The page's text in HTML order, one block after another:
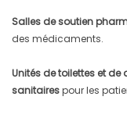
Salles de soutien
des médicaments.
Unités de toilettes et de
sanitairespour les